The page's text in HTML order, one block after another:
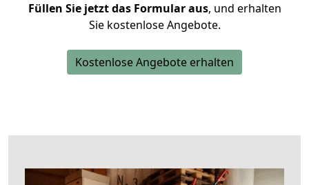
Füllen Sie jetzt das Formular aus, und erhalten
Sie kostenlose Angebote.
Kostenlose Angebote erhalten